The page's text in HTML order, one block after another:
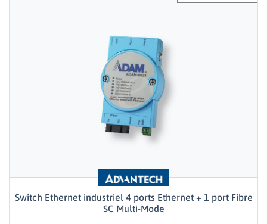
Switch Ethernet industriel 4 ports Ethernet + 1 port Fibre
SC Multi-Mode